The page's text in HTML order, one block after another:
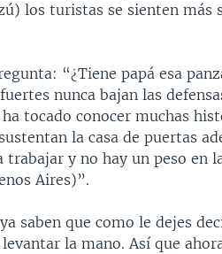
los turistas se sienten más
“¿Tiene papá esa
nunca bajan las
tocado conocer muchas
la casa de puertas
y no hay un peso en
Aires)”.
saben que como le dejes
la mano. Así que